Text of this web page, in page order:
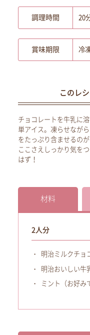
調理時間 20
賞味期限 冷
このレ
チョコレートを牛乳に
単アイス。凍らせなが
をたっぷり含ませるの
ここさえしっかり気を
はず！
材料
2人分
明治ミルクチョ
明治おいしい牛
ミント（お好み